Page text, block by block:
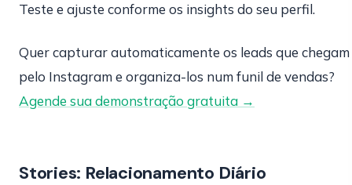
Teste e ajuste conforme os insights do seu perfil.
Quer capturar automaticamente os leads que chegam
pelo Instagram e organiza-los num funil de vendas?
Agende sua demonstração gratuita →
Stories: Relacionamento Diário